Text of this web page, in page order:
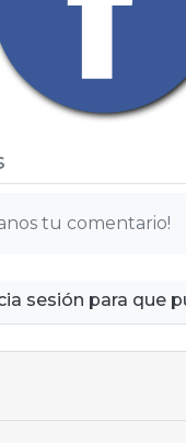
tu comentario!
sesión para que